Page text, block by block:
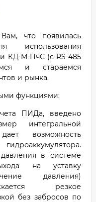
что появилась
использования
КД-М-ПчС (с RS-485
и стараемся
и рынка.
функциями:
ПИДа, введено
интегральной
возможность
в системе
на уставку
давления)
резкое
без забросов по